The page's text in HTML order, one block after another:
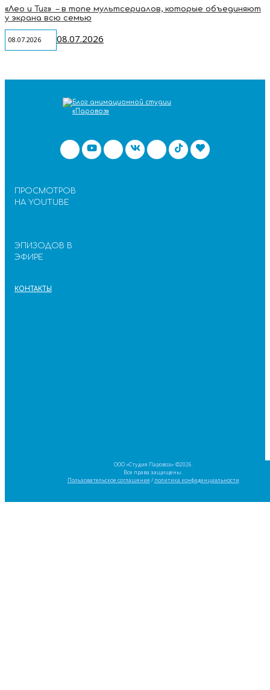
«Лео и Тиг» – в топе мультсериалов, которые объединяют
у экрана всю семью
08.07.2026 08.07.2026
ПРОСМОТРОВ
НА YOUTUBE
ЭПИЗОДОВ В
ЭФИРЕ
КОНТАКТЫ
ООО «Студия Паровоз» ©2026.
Все права защищены.
Пользовательское соглашение / политика конфиденциальности